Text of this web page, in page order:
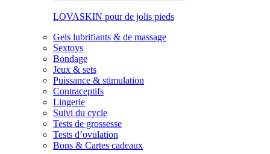
LOVASKIN pour de jolis pieds
Gels lubrifiants & de massage
Sextoys
Bondage
Jeux & sets
Puissance & stimulation
Contraceptifs
Lingerie
Suivi du cycle
Tests de grossesse
Tests d’ovulation
Bons & Cartes cadeaux